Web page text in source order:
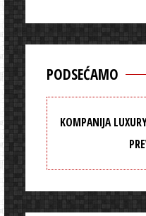
PODSEĆAMO
KOMPANIJA